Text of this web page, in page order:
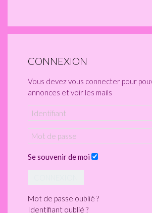
CONNEXION
Vous devez vous connecter pour
annonces et voir les mails
Se souvenir de moi
Mot de passe oublié ?
Identifiant oublié ?